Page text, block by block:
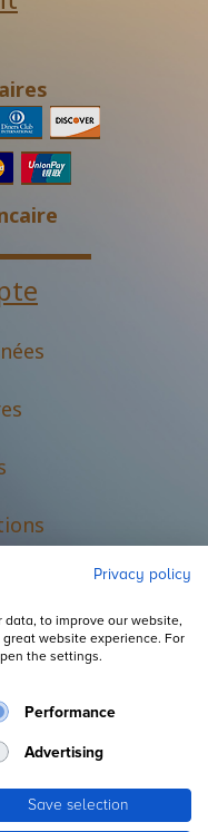
Privacy policy
to improve our website,
website experience. For
the settings.
Performance
Advertising
Save selection